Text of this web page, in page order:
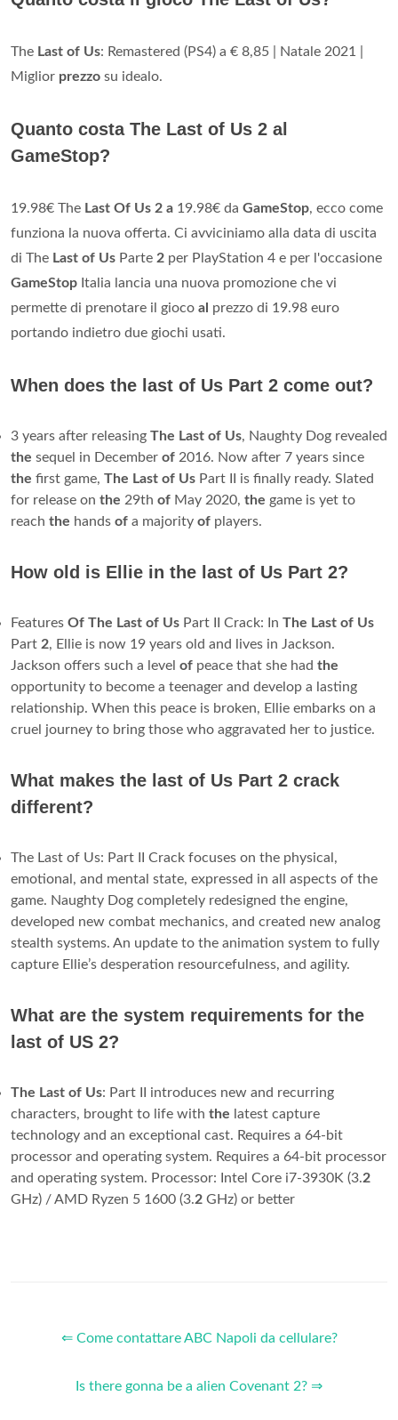
The Last of Us: Remastered (PS4) a € 8,85 | Natale 2021 |
Miglior prezzo su idealo.
Quanto costa The Last of Us 2 al
GameStop?
19.98€ The Last Of Us 2 a 19.98€ da GameStop, ecco come
funziona la nuova offerta. Ci avviciniamo alla data di uscita
di The Last of Us Parte 2 per PlayStation 4 e per l'occasione
GameStop Italia lancia una nuova promozione che vi
permette di prenotare il gioco al prezzo di 19.98 euro
portando indietro due giochi usati.
When does the last of Us Part 2 come out?
3 years after releasing The Last of Us, Naughty Dog revealed
the sequel in December of 2016. Now after 7 years since
the first game, The Last of Us Part II is finally ready. Slated
for release on the 29th of May 2020, the game is yet to
reach the hands of a majority of players.
How old is Ellie in the last of Us Part 2?
Features Of The Last of Us Part II Crack: In The Last of Us
Part 2, Ellie is now 19 years old and lives in Jackson.
Jackson offers such a level of peace that she had the
opportunity to become a teenager and develop a lasting
relationship. When this peace is broken, Ellie embarks on a
cruel journey to bring those who aggravated her to justice.
What makes the last of Us Part 2 crack
different?
The Last of Us: Part II Crack focuses on the physical,
emotional, and mental state, expressed in all aspects of the
game. Naughty Dog completely redesigned the engine,
developed new combat mechanics, and created new analog
stealth systems. An update to the animation system to fully
capture Ellie’s desperation resourcefulness, and agility.
What are the system requirements for the
last of US 2?
The Last of Us: Part II introduces new and recurring
characters, brought to life with the latest capture
technology and an exceptional cast. Requires a 64-bit
processor and operating system. Requires a 64-bit processor
and operating system. Processor: Intel Core i7-3930K (3.2
GHz) / AMD Ryzen 5 1600 (3.2 GHz) or better
⇐ Come contattare ABC Napoli da cellulare?
Is there gonna be a alien Covenant 2? ⇒